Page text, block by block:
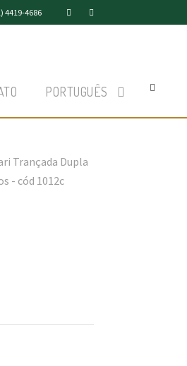
4419-4686
PORTUGUÊS
Trançada Dupla
- cód 1012c